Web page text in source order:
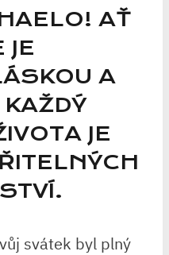
AŤ
JE
A
JE
svátek byl plný